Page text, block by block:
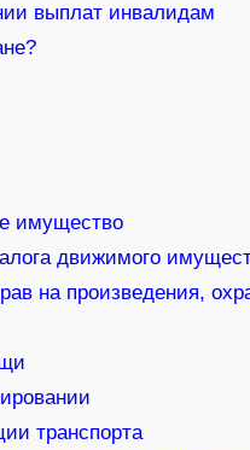
выплат инвалидам
имущество
движимого
на произведения,
транспорта